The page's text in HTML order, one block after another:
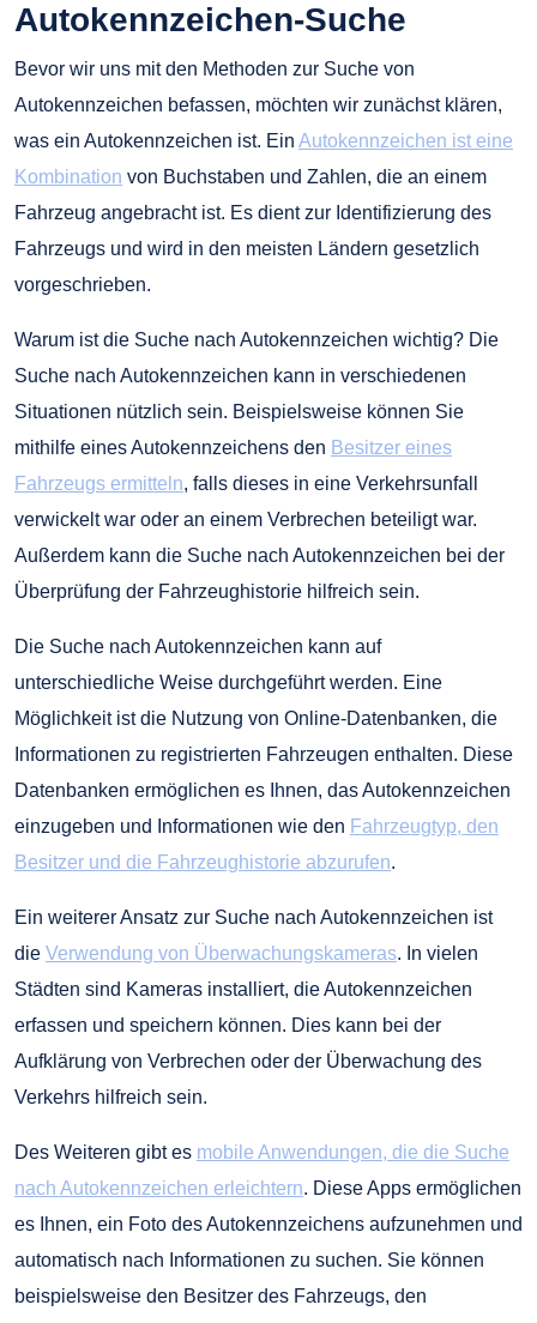
Autokennzeichen-Suche
Bevor wir uns mit den Methoden zur Suche von
Autokennzeichen befassen, möchten wir zunächst klären,
was ein Autokennzeichen ist. Ein Autokennzeichen ist eine
Kombination von Buchstaben und Zahlen, die an einem
Fahrzeug angebracht ist. Es dient zur Identifizierung des
Fahrzeugs und wird in den meisten Ländern gesetzlich
vorgeschrieben.
Warum ist die Suche nach Autokennzeichen wichtig? Die
Suche nach Autokennzeichen kann in verschiedenen
Situationen nützlich sein. Beispielsweise können Sie
mithilfe eines Autokennzeichens den Besitzer eines
Fahrzeugs ermitteln, falls dieses in eine Verkehrsunfall
verwickelt war oder an einem Verbrechen beteiligt war.
Außerdem kann die Suche nach Autokennzeichen bei der
Überprüfung der Fahrzeughistorie hilfreich sein.
Die Suche nach Autokennzeichen kann auf
unterschiedliche Weise durchgeführt werden. Eine
Möglichkeit ist die Nutzung von Online-Datenbanken, die
Informationen zu registrierten Fahrzeugen enthalten. Diese
Datenbanken ermöglichen es Ihnen, das Autokennzeichen
einzugeben und Informationen wie den Fahrzeugtyp, den
Besitzer und die Fahrzeughistorie abzurufen.
Ein weiterer Ansatz zur Suche nach Autokennzeichen ist
die Verwendung von Überwachungskameras. In vielen
Städten sind Kameras installiert, die Autokennzeichen
erfassen und speichern können. Dies kann bei der
Aufklärung von Verbrechen oder der Überwachung des
Verkehrs hilfreich sein.
Des Weiteren gibt es mobile Anwendungen, die die Suche
nach Autokennzeichen erleichtern. Diese Apps ermöglichen
es Ihnen, ein Foto des Autokennzeichens aufzunehmen und
automatisch nach Informationen zu suchen. Sie können
beispielsweise den Besitzer des Fahrzeugs, den